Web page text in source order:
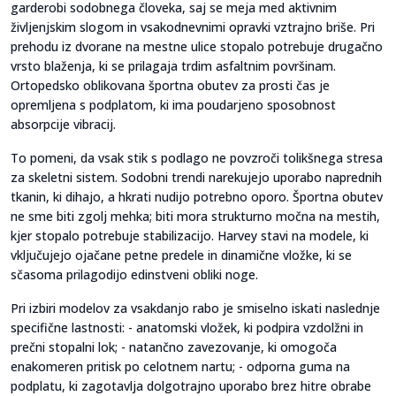
garderobi sodobnega človeka, saj se meja med aktivnim
življenjskim slogom in vsakodnevnimi opravki vztrajno briše. Pri
prehodu iz dvorane na mestne ulice stopalo potrebuje drugačno
vrsto blaženja, ki se prilagaja trdim asfaltnim površinam.
Ortopedsko oblikovana športna obutev za prosti čas je
opremljena s podplatom, ki ima poudarjeno sposobnost
absorpcije vibracij.
To pomeni, da vsak stik s podlago ne povzroči tolikšnega stresa
za skeletni sistem. Sodobni trendi narekujejo uporabo naprednih
tkanin, ki dihajo, a hkrati nudijo potrebno oporo. Športna obutev
ne sme biti zgolj mehka; biti mora strukturno močna na mestih,
kjer stopalo potrebuje stabilizacijo. Harvey stavi na modele, ki
vključujejo ojačane petne predele in dinamične vložke, ki se
sčasoma prilagodijo edinstveni obliki noge.
Pri izbiri modelov za vsakdanjo rabo je smiselno iskati naslednje
specifične lastnosti: - anatomski vložek, ki podpira vzdolžni in
prečni stopalni lok; - natančno zavezovanje, ki omogoča
enakomeren pritisk po celotnem nartu; - odporna guma na
podplatu, ki zagotavlja dolgotrajno uporabo brez hitre obrabe